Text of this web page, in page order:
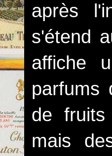
après
s'étend
affiche
parfums
de fruits
mais